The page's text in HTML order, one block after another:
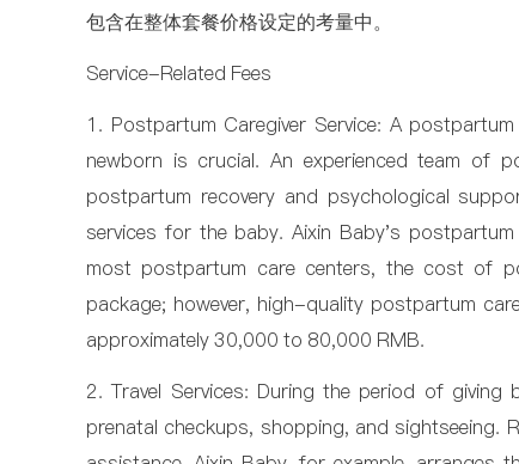
包含在整体套餐价格设定的考量中。
Service-Related Fees
1. Postpartum Caregiver Service: A
newborn is crucial. An experienced team of
postpartum recovery and psychological
services for the baby. Aixin Baby's
most postpartum care centers, the cost of
package; however, high-quality postpartum
approximately 30,000 to 80,000 RMB.
2. Travel Services: During the period of
prenatal checkups, shopping, and sightseeing.